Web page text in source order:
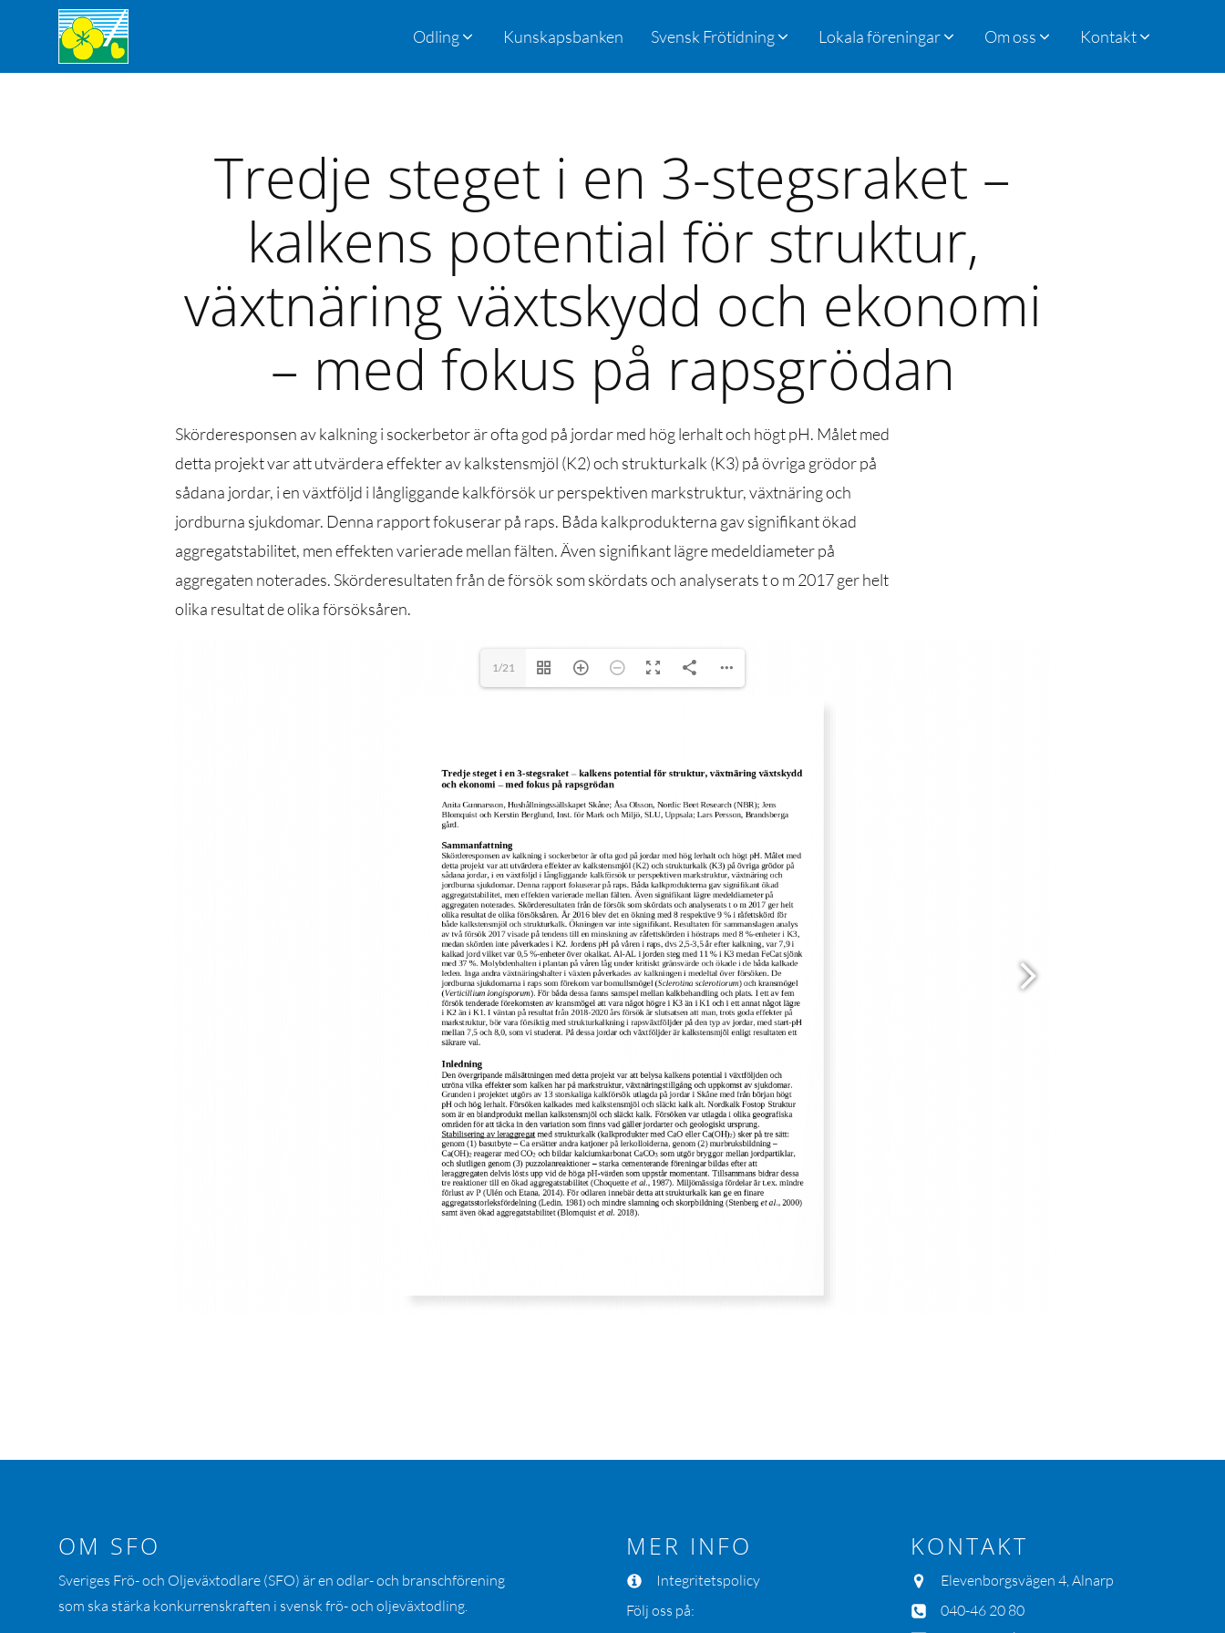
Odling Kunskapsbanken Svensk Frötidning Lokala föreningar Om oss Kontakt
Tredje steget i en 3-stegsraket –
kalkens potential för struktur,
växtnäring växtskydd och ekonomi
– med fokus på rapsgrödan
Skörderesponsen av kalkning i sockerbetor är ofta god på jordar med hög lerhalt och högt pH. Målet med
detta projekt var att utvärdera effekter av kalkstensmjöl (K2) och strukturkalk (K3) på övriga grödor på
sådana jordar, i en växtföljd i långliggande kalkförsök ur perspektiven markstruktur, växtnäring och
jordburna sjukdomar. Denna rapport fokuserar på raps. Båda kalkprodukterna gav signifikant ökad
aggregatstabilitet, men effekten varierade mellan fälten. Även signifikant lägre medeldiameter på
aggregaten noterades. Skörderesultaten från de försök som skördats och analyserats t o m 2017 ger helt
olika resultat de olika försöksåren.
1/21
OM SFO
Sveriges Frö- och Oljeväxtodlare (SFO) är en odlar- och branschförening
som ska stärka konkurrenskraften i svensk frö- och oljeväxtodling.
MER INFO
Integritetspolicy
Följ oss på:
KONTAKT
Elevenborgsvägen 4, Alnarp
040-46 20 80